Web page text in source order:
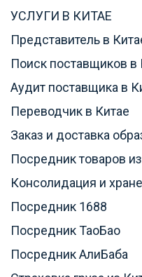
УСЛУГИ В КИТАЕ
Представитель в
Поиск поставщиков в
Аудит поставщика в
Переводчик в Китае
Заказ и доставка
Посредник товаров
Консолидация и
Посредник 1688
Посредник ТаоБао
Посредник АлиБаба